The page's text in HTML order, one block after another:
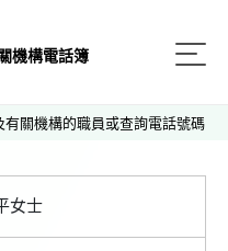
機構電話簿
關機構的職員或查詢電話號碼
女士